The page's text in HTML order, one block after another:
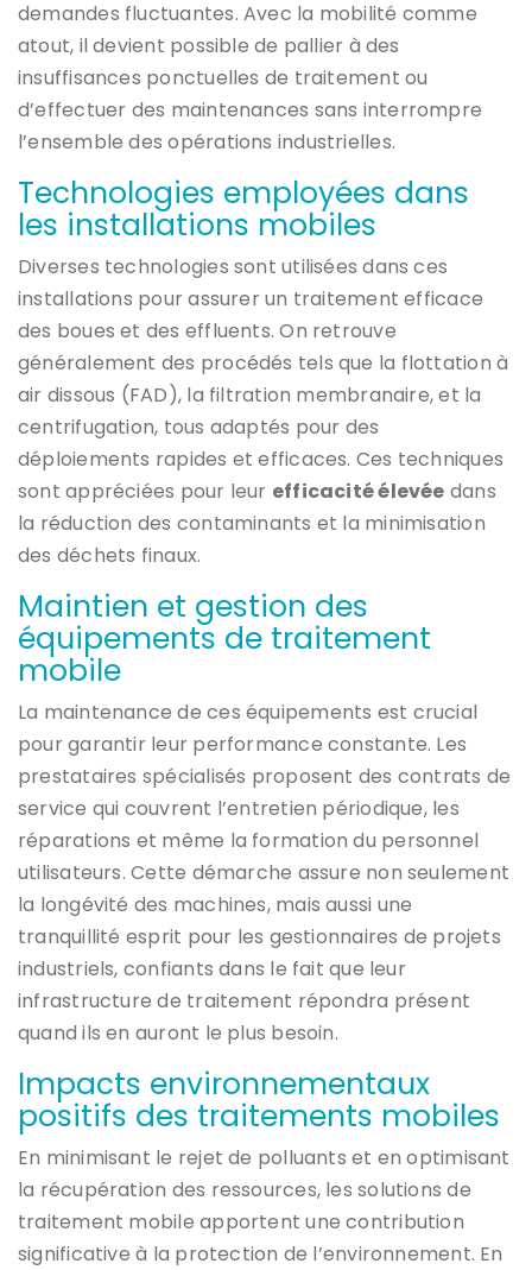
demandes fluctuantes. Avec la mobilité comme
atout, il devient possible de pallier à des
insuffisances ponctuelles de traitement ou
d’effectuer des maintenances sans interrompre
l’ensemble des opérations industrielles.
Technologies employées dans
les installations mobiles
Diverses technologies sont utilisées dans ces
installations pour assurer un traitement efficace
des boues et des effluents. On retrouve
généralement des procédés tels que la flottation à
air dissous (FAD), la filtration membranaire, et la
centrifugation, tous adaptés pour des
déploiements rapides et efficaces. Ces techniques
sont appréciées pour leur efficacité élevée dans
la réduction des contaminants et la minimisation
des déchets finaux.
Maintien et gestion des
équipements de traitement
mobile
La maintenance de ces équipements est crucial
pour garantir leur performance constante. Les
prestataires spécialisés proposent des contrats de
service qui couvrent l’entretien périodique, les
réparations et même la formation du personnel
utilisateurs. Cette démarche assure non seulement
la longévité des machines, mais aussi une
tranquillité esprit pour les gestionnaires de projets
industriels, confiants dans le fait que leur
infrastructure de traitement répondra présent
quand ils en auront le plus besoin.
Impacts environnementaux
positifs des traitements mobiles
En minimisant le rejet de polluants et en optimisant
la récupération des ressources, les solutions de
traitement mobile apportent une contribution
significative à la protection de l’environnement. En